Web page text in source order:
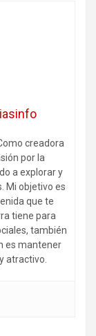
creadora
por la
a explorar y
Mi objetivo es
que te
tiene para
también
es mantener
atractivo.